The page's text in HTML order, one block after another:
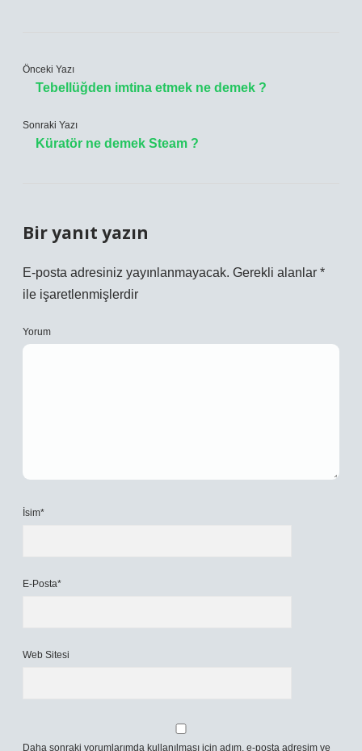
Önceki Yazı
Tebellüğden imtina etmek ne demek ?
Sonraki Yazı
Küratör ne demek Steam ?
Bir yanıt yazın
E-posta adresiniz yayınlanmayacak. Gerekli alanlar *
ile işaretlenmişlerdir
Yorum
İsim*
E-Posta*
Web Sitesi
Daha sonraki yorumlarımda kullanılması için adım, e-posta adresim ve